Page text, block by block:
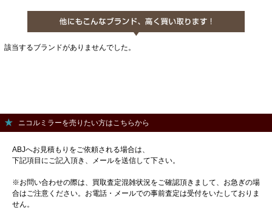
該当するブランドがありませんでした。
ニコルミラーを売りたい方はこちらから
ABJへお見積もりをご依頼される場合は、
下記項目にご記入頂き、メールを送信して下さい。
※お問い合わせの際は、買取査定混雑状況をご確認頂きまして、お急ぎの場
合はご注意ください。お電話・メールでの事前査定は受付をいたしておりま
せん。